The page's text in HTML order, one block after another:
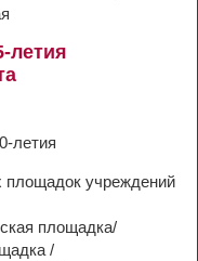
летия
летия
площадок учреждений
площадка/
/